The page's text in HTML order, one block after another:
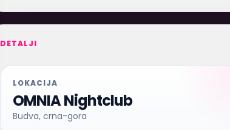
DETALJI
LOKACIJA
OMNIA Nightclub
Budva, crna-gora